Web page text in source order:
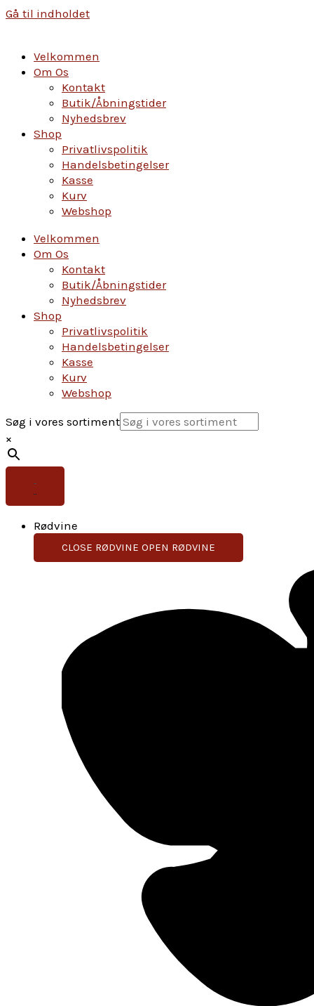
Gå til indholdet
Velkommen
Om Os
Kontakt
Butik/Åbningstider
Nyhedsbrev
Shop
Privatlivspolitik
Handelsbetingelser
Kasse
Kurv
Webshop
Velkommen
Om Os
Kontakt
Butik/Åbningstider
Nyhedsbrev
Shop
Privatlivspolitik
Handelsbetingelser
Kasse
Kurv
Webshop
Søg i vores sortiment
×
Rødvine
CLOSE RØDVINE OPEN RØDVINE